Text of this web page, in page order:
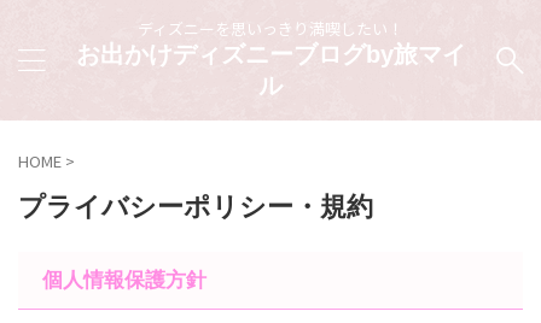
ディズニーを思いっきり満喫したい！
お出かけディズニーブログby旅マイ
ル
HOME >
プライバシーポリシー・規約
個人情報保護方針